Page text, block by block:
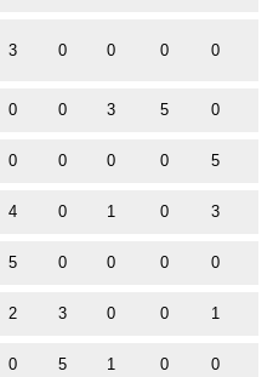
3 0 0 0 0
0 0 3 5 0
0 0 0 0 5
4 0 1 0 3
5 0 0 0 0
2 3 0 0 1
0 5 1 0 0